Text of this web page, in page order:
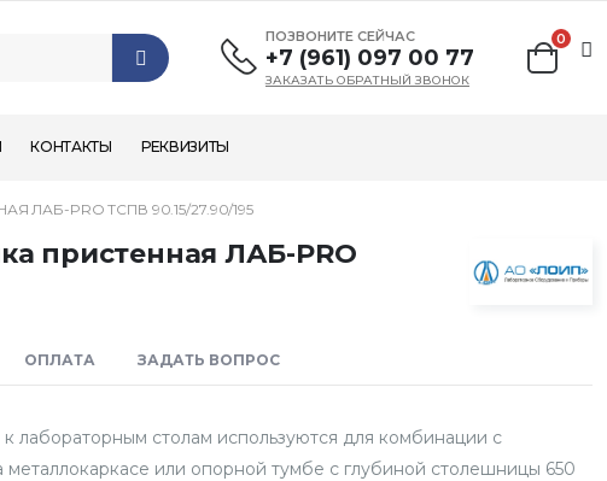
ПОЗВОНИТЕ СЕЙЧАС
+7 (961) 097 00 77
ЗАКАЗАТЬ ОБРАТНЫЙ ЗВОНОК
0
КОНТАКТЫ РЕКВИЗИТЫ
ЛАБ-PRO ТСПВ 90.15/27.90/195
пристенная ЛАБ-PRO
ОПЛАТА ЗАДАТЬ ВОПРОС
лабораторным столам используются для комбинации с
или опорной тумбе с глубиной столешницы 650